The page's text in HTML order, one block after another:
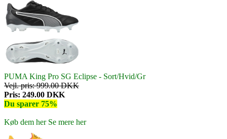
PUMA King Pro SG Eclipse - Sort/Hvid/Gr
Vejl. pris: 999.00 DKK
Pris: 249.00 DKK
Du sparer 75%
Køb dem herSe mere her